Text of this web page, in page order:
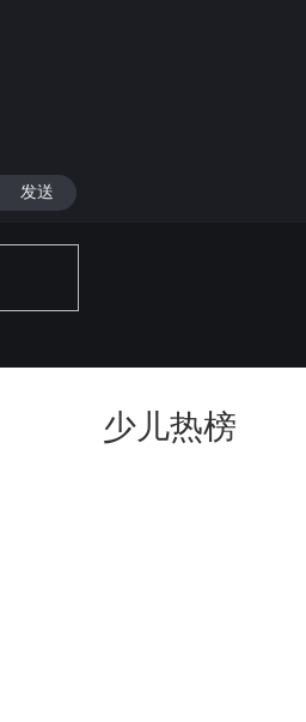
发送
少儿热榜